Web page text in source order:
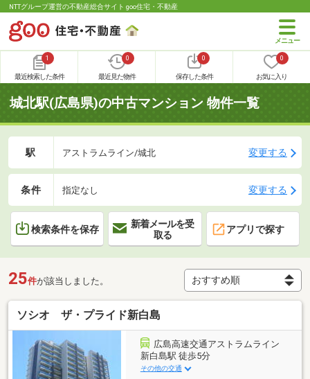
NTTグループ運営の不動産総合サイト goo住宅・不動産
1
最近検索した条件
0
最近見た物件
0
保存した条件
0
お気に入り
城北駅(広島県)の中古マンション 物件一覧
駅 アストラムライン/城北 変更する
条件 指定なし 変更する
検索条件を保存
新着メールを受
取る
アプリで探す
25件が該当しました。
ソシオ ザ・プライド新白島
広島高速交通アストラムライン
新白島駅 徒歩5分
その他の交通